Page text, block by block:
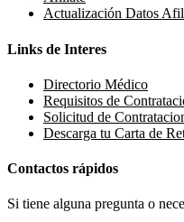
Actualización Datos
Links de Interes
Directorio Médico
Requisitos de
Solicitud de
Descarga tu Carta de
Contactos rápidos
Si tiene alguna pregunta o